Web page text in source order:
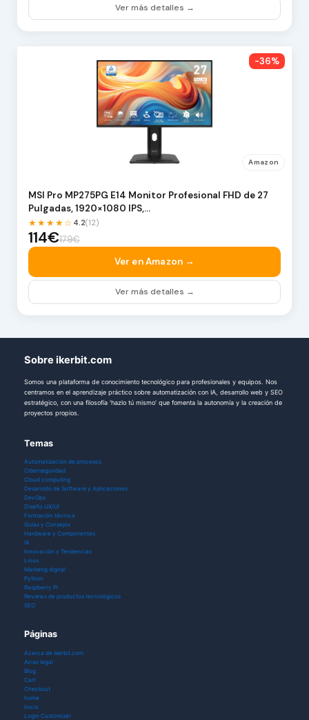
Ver más detalles →
-36%
Amazon
MSI Pro MP275PG E14 Monitor Profesional FHD de 27
Pulgadas, 1920×1080 IPS,…
★★★★☆ 4.2(12)
114€179€
Ver en Amazon →
Ver más detalles →
Sobre ikerbit.com
Somos una plataforma de conocimiento tecnológico para profesionales y equipos. Nos
centramos en el aprendizaje práctico sobre automatización con IA, desarrollo web y SEO
estratégico, con una filosofía 'hazlo tú mismo' que fomenta la autonomía y la creación de
proyectos propios.
Temas
Automatización de procesos
Ciberseguridad
Cloud computing
Desarrollo de Software y Aplicaciones
DevOps
Diseño UX/UI
Formación técnica
Guías y Consejos
Hardware y Componentes
IA
Innovación y Tendencias
Linux
Marketig digital
Python
Raspberry Pi
Reviews de productos tecnológicos
SEO
Páginas
Acerca de ikerbit.com
Aviso legal
Blog
Cart
Checkout
home
Inicio
Login Customizer